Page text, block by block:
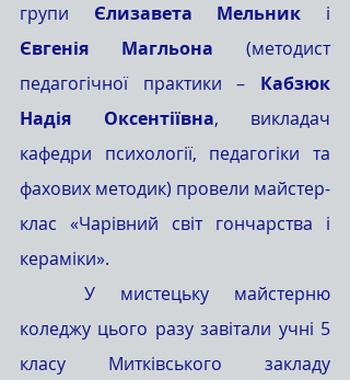
групи Єлизавета Мельник
Євгенія Магльона (методист
педагогічної практики – Кабзюк
Надія Оксентіївна, викладач
кафедри психології, педагогіки та
фахових методик) провели майстер-
клас «Чарівний світ гончарства і
кераміки».
коледжу цього разу завітали учні 5
класу Митківського закладу